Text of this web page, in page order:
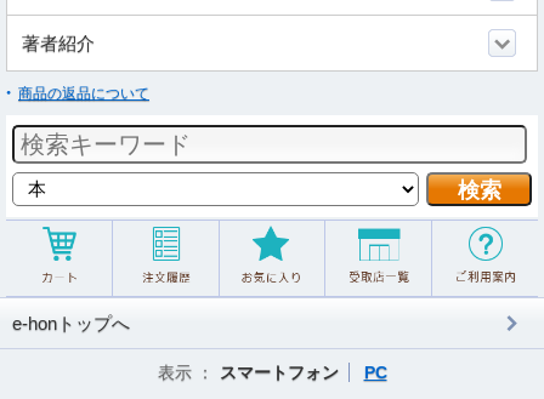
著者紹介
商品の返品について
e-honトップへ
表示 ： スマートフォン PC